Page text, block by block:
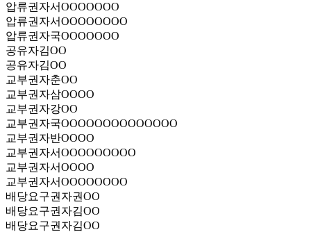
압류권자서OOOOOOO
압류권자서OOOOOOOO
압류권자국OOOOOOO
공유자김OO
공유자김OO
교부권자춘OO
교부권자삼OOOO
교부권자강OO
교부권자국OOOOOOOOOOOOOO
교부권자반OOOO
교부권자서OOOOOOOOO
교부권자서OOOO
교부권자서OOOOOOOO
배당요구권자권OO
배당요구권자김OO
배당요구권자김OO